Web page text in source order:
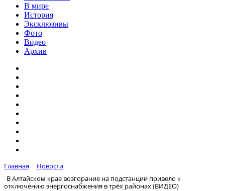
В мире
История
Эксклюзивы
Фото
Видео
Архив
Главная
Новости
В Алтайском крае возгорание на подстанции привело к
отключению энергоснабжения в трёх районах (ВИДЕО)